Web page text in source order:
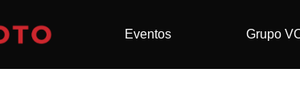
Eventos Grupo